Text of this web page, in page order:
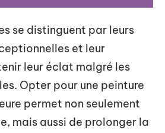
se distinguent par leurs
et leur
leur éclat malgré les
Opter pour une peinture
permet non seulement
mais aussi de prolonger la